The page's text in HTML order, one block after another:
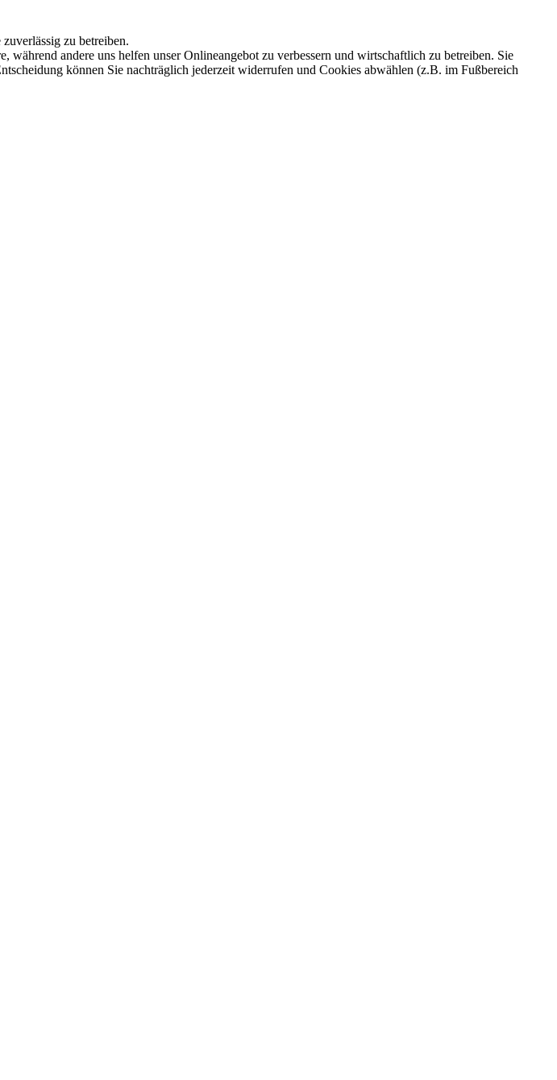
zu betreiben.
andere uns helfen unser Onlineangebot zu verbessern und wirtschaftlich zu betreiben. Sie
können Sie nachträglich jederzeit widerrufen und Cookies abwählen (z.B. im Fußbereich